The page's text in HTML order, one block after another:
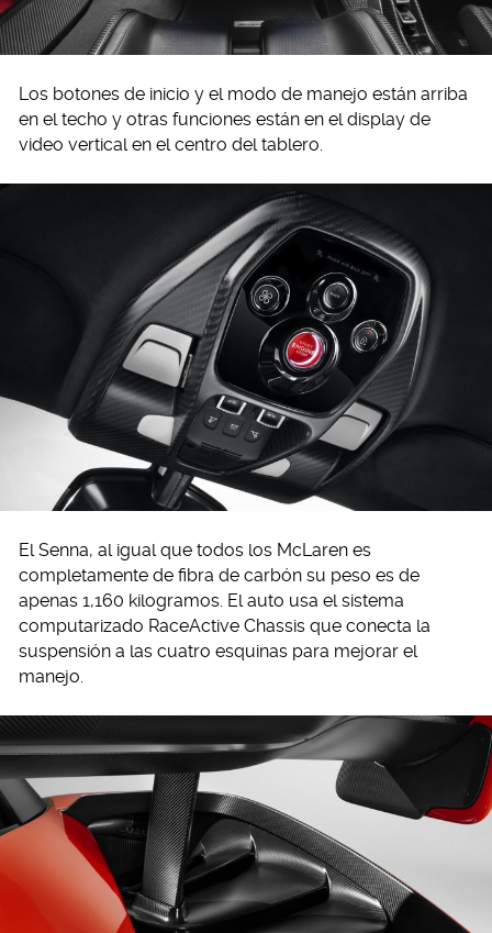
Los botones de inicio y el modo de manejo están arriba
en el techo y otras funciones están en el display de
video vertical en el centro del tablero.
El Senna, al igual que todos los McLaren es
completamente de fibra de carbón su peso es de
apenas 1,160 kilogramos. El auto usa el sistema
computarizado RaceActive Chassis que conecta la
suspensión a las cuatro esquinas para mejorar el
manejo.